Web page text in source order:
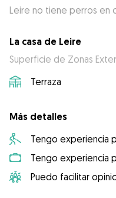
Leire no tiene perros en
La casa de Leire
Superficie de Zonas
Terraza
Más detalles
Tengo experiencia
Tengo experiencia
Puedo facilitar